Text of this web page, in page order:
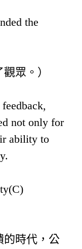
the
眾。）
not only for
ability to
的時代，公